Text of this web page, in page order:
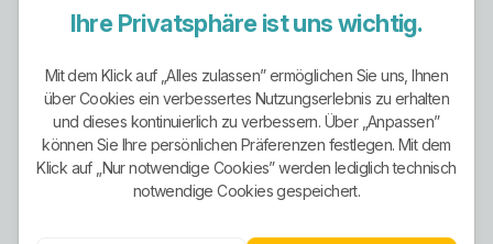
Ökostrom-Ausrichtung
Die Ökostrom-Ausrichtung ist ein klarer Pluspunkt.
Die Stadtwerke Steinfurt bewerben ihren
Landstrom ausdrücklich als 100 Prozent
Ökostrom aus der Region. Auch der
Wärmepumpentarif und der dynamische Tarif
werden im sichtbaren Auftritt mit grünem Strom
Ihre Privatsphäre ist uns wichtig.
Mit dem Klick auf „Alles zulassen” ermöglichen Sie uns, Ihnen
über Cookies ein verbessertes Nutzungserlebnis zu erhalten
und dieses kontinuierlich zu verbessern. Über „Anpassen”
können Sie Ihre persönlichen Präferenzen festlegen. Mit dem
Klick auf „Nur notwendige Cookies” werden lediglich technisch
notwendige Cookies gespeichert.